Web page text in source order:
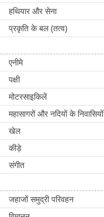
हथियार और सेना
प्रकृति के बल (तत्व)
एनीमे
पक्षी
मोटरसाइकिलें
महासागरों और नदियों के निवासियों
खेल
कीड़े
संगीत
जहाजों समुद्री परिवहन